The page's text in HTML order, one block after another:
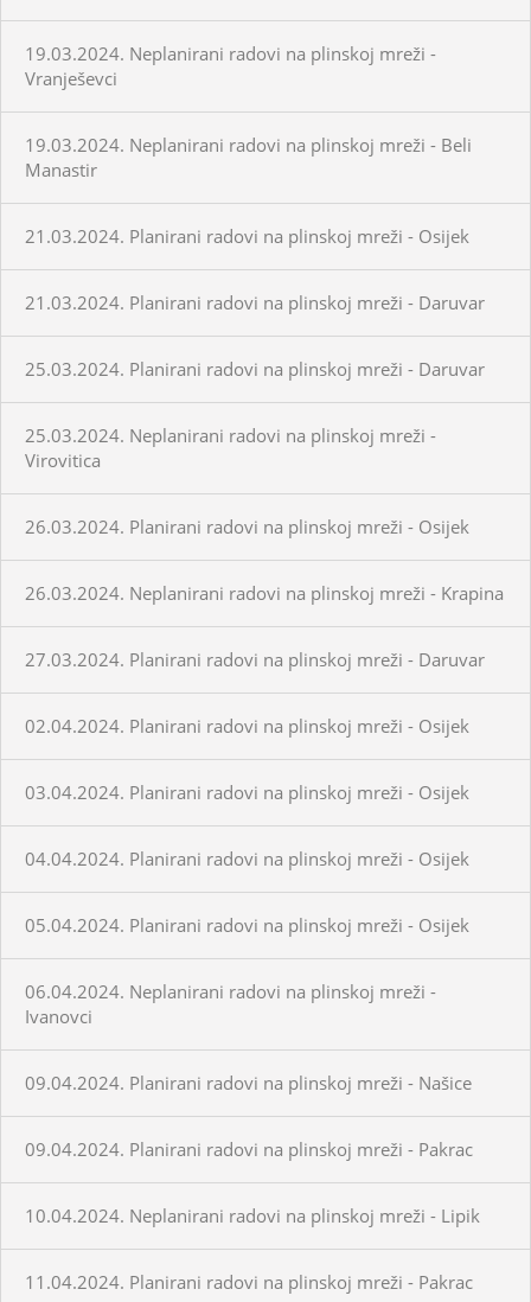
19.03.2024. Neplanirani radovi na plinskoj mreži -
Vranješevci
19.03.2024. Neplanirani radovi na plinskoj mreži - Beli
Manastir
21.03.2024. Planirani radovi na plinskoj mreži - Osijek
21.03.2024. Planirani radovi na plinskoj mreži - Daruvar
25.03.2024. Planirani radovi na plinskoj mreži - Daruvar
25.03.2024. Neplanirani radovi na plinskoj mreži -
Virovitica
26.03.2024. Planirani radovi na plinskoj mreži - Osijek
26.03.2024. Neplanirani radovi na plinskoj mreži - Krapina
27.03.2024. Planirani radovi na plinskoj mreži - Daruvar
02.04.2024. Planirani radovi na plinskoj mreži - Osijek
03.04.2024. Planirani radovi na plinskoj mreži - Osijek
04.04.2024. Planirani radovi na plinskoj mreži - Osijek
05.04.2024. Planirani radovi na plinskoj mreži - Osijek
06.04.2024. Neplanirani radovi na plinskoj mreži -
Ivanovci
09.04.2024. Planirani radovi na plinskoj mreži - Našice
09.04.2024. Planirani radovi na plinskoj mreži - Pakrac
10.04.2024. Neplanirani radovi na plinskoj mreži - Lipik
11.04.2024. Planirani radovi na plinskoj mreži - Pakrac